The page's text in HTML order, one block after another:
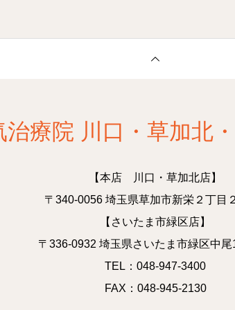
療院 川口・草加北
【本店 川口・草加北店】
〒340-0056 埼玉県草加市新栄２丁目
【さいたま市緑区店】
〒336-0932 埼玉県さいたま市緑区中尾
TEL：048-947-3400
FAX：048-945-2130